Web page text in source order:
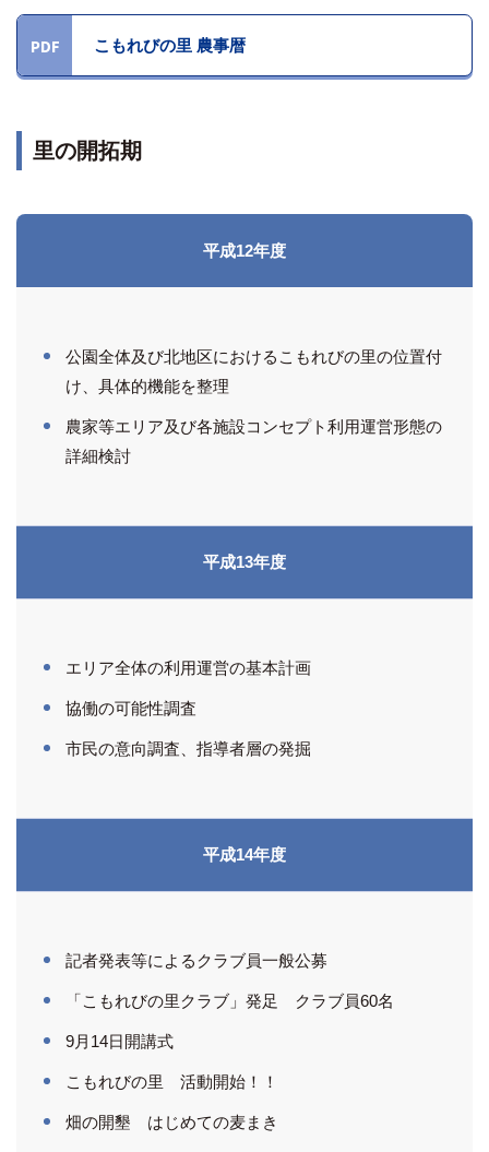
こもれびの里 農事暦
里の開拓期
平成12年度
公園全体及び北地区におけるこもれびの里の位置付
け、具体的機能を整理
農家等エリア及び各施設コンセプト利用運営形態の
詳細検討
平成13年度
エリア全体の利用運営の基本計画
協働の可能性調査
市民の意向調査、指導者層の発掘
平成14年度
記者発表等によるクラブ員一般公募
「こもれびの里クラブ」発足 クラブ員60名
9月14日開講式
こもれびの里 活動開始！！
畑の開墾 はじめての麦まき